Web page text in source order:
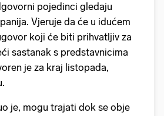
pojedinci gledaju
Vjeruje da će u idućem
koji će biti prihvatljiv za
sastanak s predstavnicima
je za kraj listopada,
je, mogu trajati dok se obje